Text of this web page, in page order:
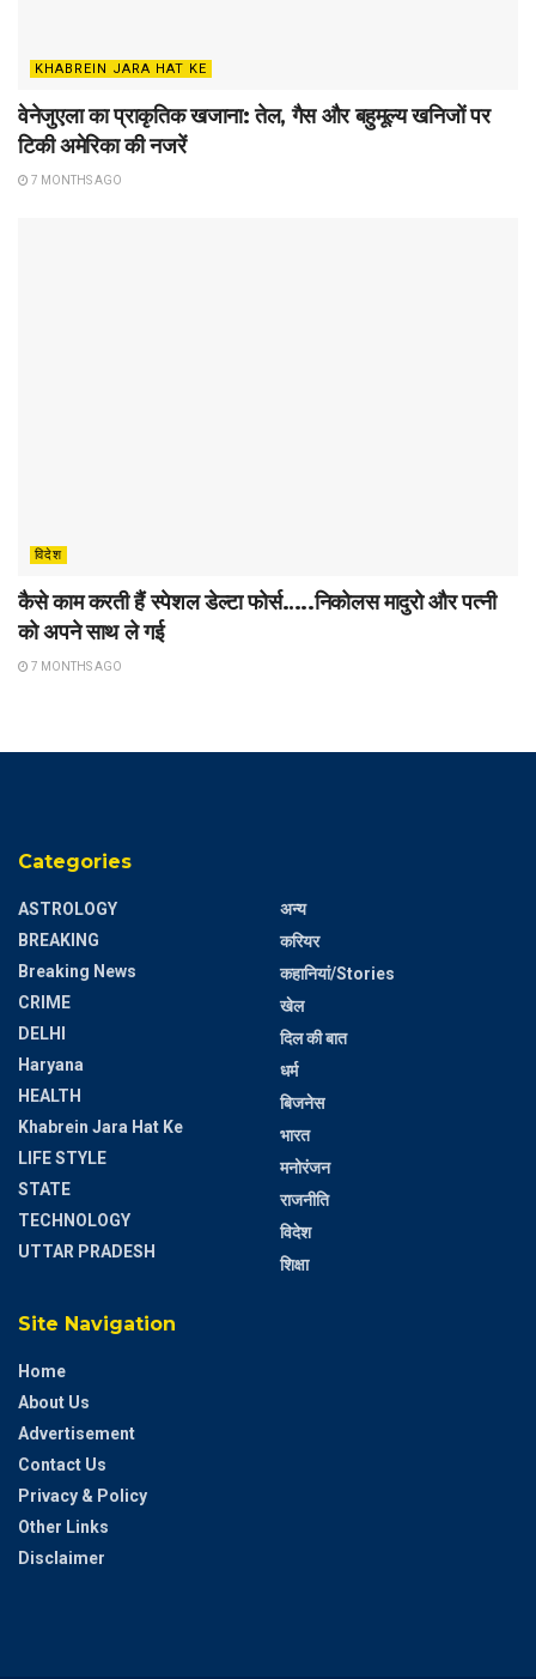
KHABREIN JARA HAT KE
वेनेजुएला का प्राकृतिक खजाना: तेल, गैस और बहुमूल्य खनिजों पर
टिकी अमेरिका की नजरें
7 MONTHS AGO
विदेश
कैसे काम करती हैं स्पेशल डेल्टा फोर्स…..निकोलस मादुरो और पत्नी
को अपने साथ ले गई
7 MONTHS AGO
Categories
ASTROLOGY
BREAKING
Breaking News
CRIME
DELHI
Haryana
HEALTH
Khabrein Jara Hat Ke
LIFE STYLE
STATE
TECHNOLOGY
UTTAR PRADESH
अन्य
करियर
कहानियां/Stories
खेल
दिल की बात
धर्म
बिजनेस
भारत
मनोरंजन
राजनीति
विदेश
शिक्षा
Site Navigation
Home
About Us
Advertisement
Contact Us
Privacy & Policy
Other Links
Disclaimer